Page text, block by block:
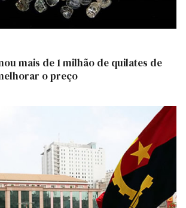
mais de 1 milhão de quilates de
o preço